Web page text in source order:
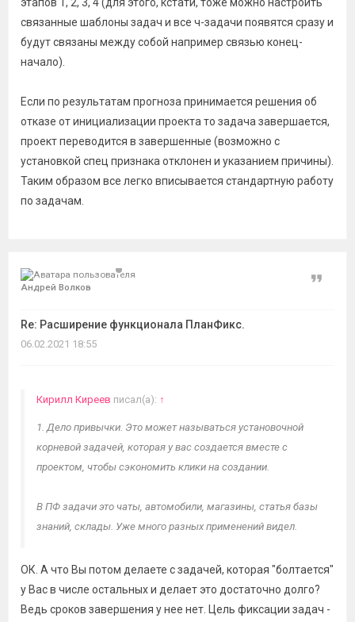
связанные шаблоны задач и все ч-задачи появятся сразу и
будут связаны между собой например связью конец-
начало).
Если по результатам прогноза принимается решения об
отказе от инициализации проекта то задача завершается,
проект переводится в завершенные (возможно с
установкой спец признака отклонен и указанием причины).
Таким образом все легко вписывается стандартную работу
по задачам.
Андрей Волков
Re: Расширение функционала ПланФикс.
Цитата
06.02.2021 18:55
Кирилл Киреев писал(а): ↑
1. Дело привычки. Это может называться установочной
корневой задачей, которая у вас создается вместе с
проектом, чтобы сэкономить клики на создании.
В ПФ задачи это чаты, автомобили, магазины, статья базы
знаний, склады. Уже много разных применений видел.
ОК. А что Вы потом делаете с задачей, которая "болтается"
у Вас в числе остальных и делает это достаточно долго?
Ведь сроков завершения у нее нет. Цель фиксации задач -